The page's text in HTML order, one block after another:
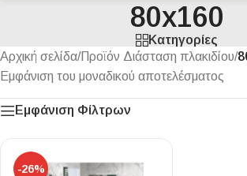
80x160
Κατηγορίες
Αρχική σελίδα/Προϊόν Διάσταση πλακιδίου/
Εμφάνιση του μοναδικού αποτελέσματος
Εμφάνιση Φίλτρων
-26%